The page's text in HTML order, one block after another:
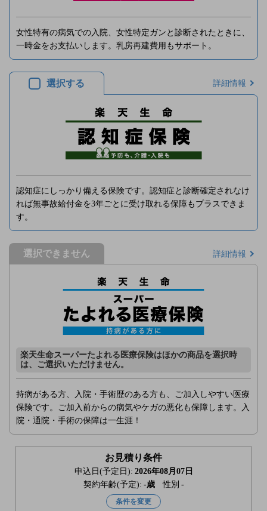
女性特有の病気での入院、女性特定ガンと診断されたときに、
一時金をお支払いします。乳房再建費用もサポート。
選択する 詳細情報
認知症にしっかり備える保険です。認知症と診断確定されなけ
れば無事故給付金を3年ごとに受け取れる保障もプラスできま
す。
選択できません 詳細情報
楽天生命スーパーたよれる医療保険はほかの商品を選択時
は、ご選択いただけません。
持病がある方、入院・手術歴のある方も、ご加入しやすい医療
保険です。ご加入前からの病気やケガの悪化も保障します。入
院・通院・手術の保障は一生涯！
お見積り条件
申込日(予定日): 2026年08月07日
契約年齢(予定): -歳 性別 -
条件を変更